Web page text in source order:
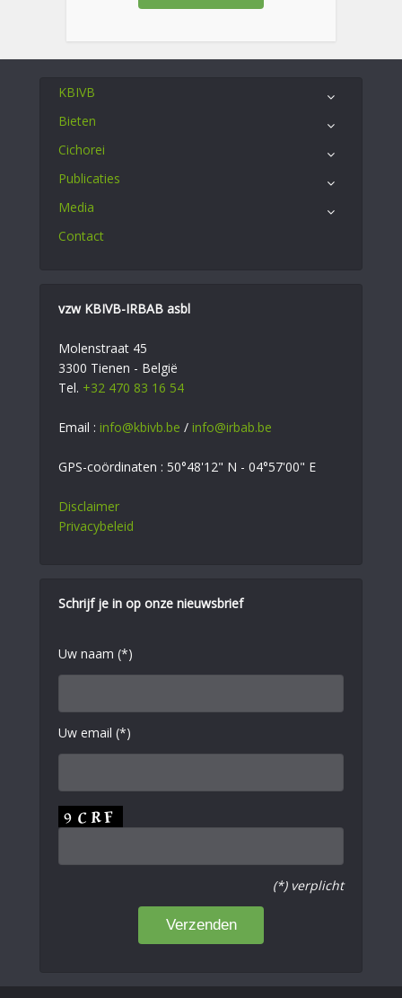
KBIVB
Bieten
Cichorei
Publicaties
Media
Contact
vzw KBIVB-IRBAB asbl
Molenstraat 45
3300 Tienen - België
Tel. +32 470 83 16 54
Email : info@kbivb.be / info@irbab.be
GPS-coördinaten : 50°48'12" N - 04°57'00" E
Disclaimer
Privacybeleid
Schrijf je in op onze nieuwsbrief
Uw naam (*)
Uw email (*)
(*) verplicht